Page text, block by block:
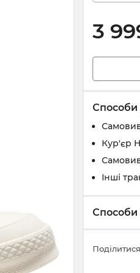
3
Способи
Кур'єр
Інші
Способи